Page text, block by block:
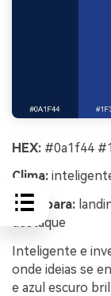
HEX: #0a1f44
Clima:
Ideal para:
destaque
Inteligente e
onde ideias se
e azul escuro